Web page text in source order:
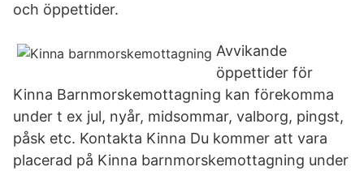
och öppettider.
Avvikande
öppettider för
Kinna Barnmorskemottagning kan förekomma
under t ex jul, nyår, midsommar, valborg, pingst,
påsk etc. Kontakta Kinna Du kommer att vara
placerad på Kinna barnmorskemottagning under